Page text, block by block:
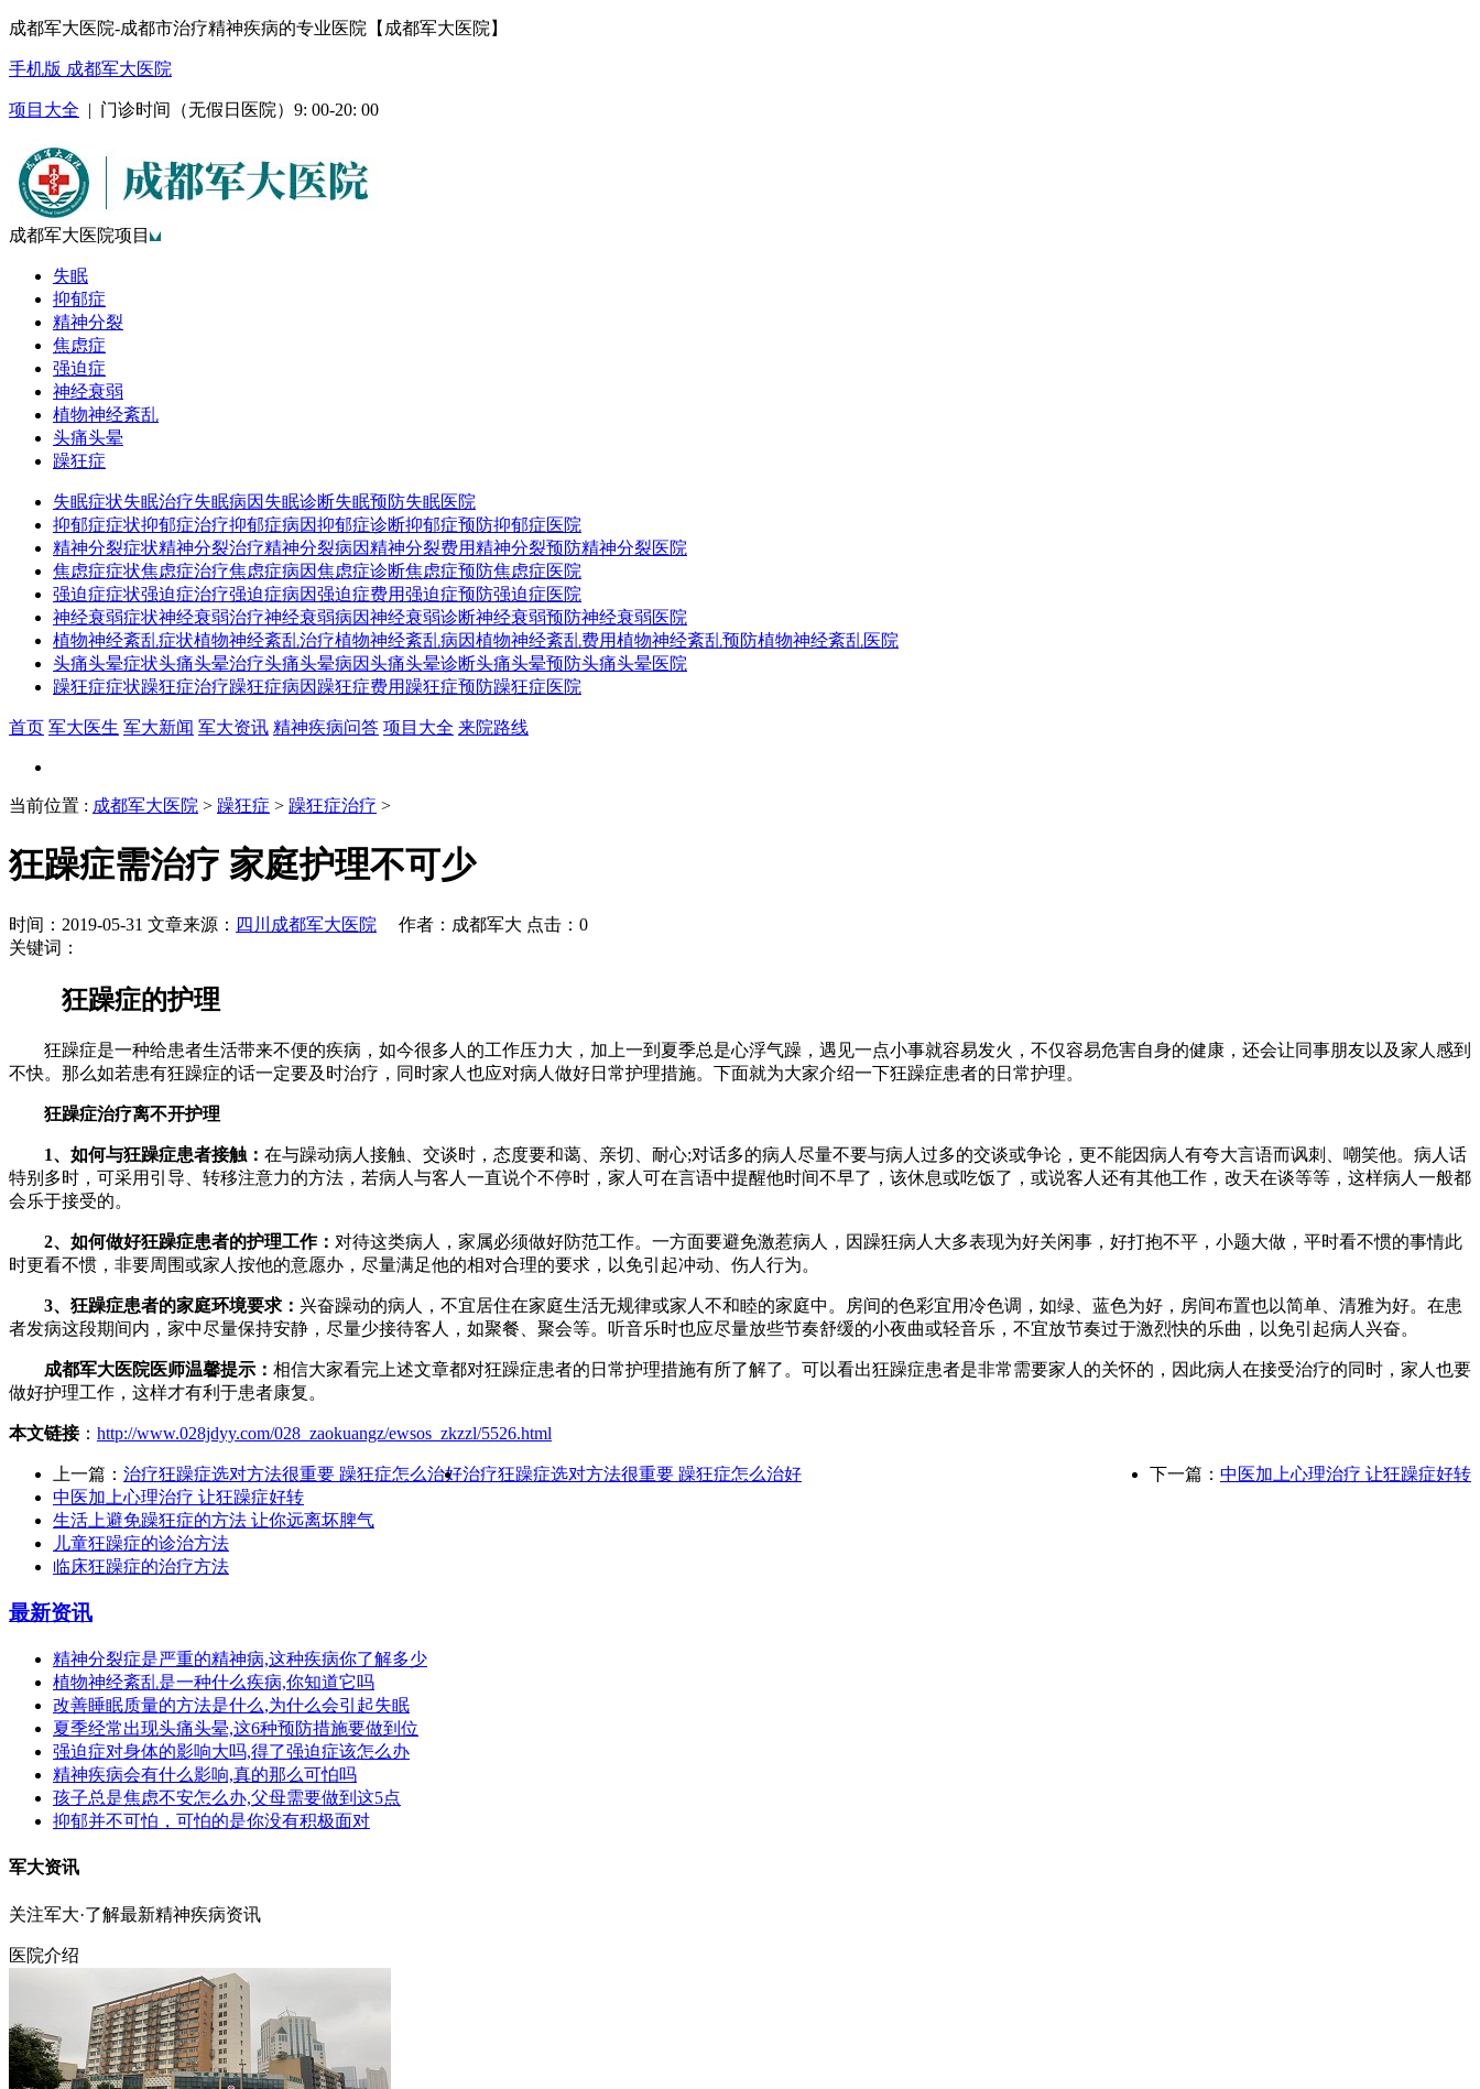
成都军大医院-成都市治疗精神疾病的专业医院【成都军大医院】
手机版 成都军大医院
项目大全 | 门诊时间（无假日医院）9: 00-20: 00
成都军大医院项目
失眠
抑郁症
精神分裂
焦虑症
强迫症
神经衰弱
植物神经紊乱
头痛头晕
躁狂症
失眠症状失眠治疗失眠病因 失眠诊断失眠预防失眠医院
抑郁症症状抑郁症治疗抑郁症病因抑郁症诊断抑郁症预防抑郁症医院
精神分裂症状精神分裂治疗精神分裂病因精神分裂费用精神分裂预防精神分裂医院
焦虑症症状焦虑症治疗焦虑症病因焦虑症诊断焦虑症预防焦虑症医院
强迫症症状强迫症治疗强迫症病因强迫症费用强迫症预防强迫症医院
神经衰弱症状神经衰弱治疗神经衰弱病因神经衰弱诊断神经衰弱预防神经衰弱医院
植物神经紊乱症状植物神经紊乱治疗植物神经紊乱病因植物神经紊乱费用植物神经紊乱预防植物神经紊乱医院
头痛头晕症状头痛头晕治疗头痛头晕病因头痛头晕诊断头痛头晕预防头痛头晕医院
躁狂症症状躁狂症治疗躁狂症病因 躁狂症费用 躁狂症预防躁狂症医院
首页 军大医生 军大新闻 军大资讯 精神疾病问答 项目大全 来院路线
当前位置 : 成都军大医院 > 躁狂症 > 躁狂症治疗 >
狂躁症需治疗 家庭护理不可少
时间：2019-05-31 文章来源： 四川成都军大医院 作者：成都军大 点击：0
关键词：
狂躁症的护理
狂躁症是一种给患者生活带来不便的疾病，如今很多人的工作压力大，加上一到夏季总是心浮气躁，遇见一点小事就容易发火，不仅容易危害自身的健康，还会让同事朋友以及家人感到
不快。那么如若患有狂躁症的话一定要及时治疗，同时家人也应对病人做好日常护理措施。下面就为大家介绍一下狂躁症患者的日常护理。
狂躁症治疗离不开护理
1、如何与狂躁症患者接触： 在与躁动病人接触、交谈时，态度要和蔼、亲切、耐心;对话多的病人尽量不要与病人过多的交谈或争论，更不能因病人有夸大言语而讽刺、嘲笑他。病人话
特别多时，可采用引导、转移注意力的方法，若病人与客人一直说个不停时，家人可在言语中提醒他时间不早了，该休息或吃饭了，或说客人还有其他工作，改天在谈等等，这样病人一般都
会乐于接受的。
2、如何做好狂躁症患者的护理工作： 对待这类病人，家属必须做好防范工作。一方面要避免激惹病人，因躁狂病人大多表现为好关闲事，好打抱不平，小题大做，平时看不惯的事情此
时更看不惯，非要周围或家人按他的意愿办，尽量满足他的相对合理的要求，以免引起冲动、伤人行为。
3、狂躁症患者的家庭环境要求： 兴奋躁动的病人，不宜居住在家庭生活无规律或家人不和睦的家庭中。房间的色彩宜用冷色调，如绿、蓝色为好，房间布置也以简单、清雅为好。在患
者发病这段期间内，家中尽量保持安静，尽量少接待客人，如聚餐、聚会等。听音乐时也应尽量放些节奏舒缓的小夜曲或轻音乐，不宜放节奏过于激烈快的乐曲，以免引起病人兴奋。
成都军大医院医师温馨提示： 相信大家看完上述文章都对狂躁症患者的日常护理措施有所了解了。可以看出狂躁症患者是非常需要家人的关怀的，因此病人在接受治疗的同时，家人也要
做好护理工作，这样才有利于患者康复。
本文链接： http://www.028jdyy.com/028_zaokuangz/ewsos_zkzzl/5526.html
上一篇： 治疗狂躁症选对方法很重要 躁狂症怎么治好 下一篇： 中医加上心理治疗 让狂躁症好转
治疗狂躁症选对方法很重要 躁狂症怎么治好
中医加上心理治疗 让狂躁症好转
生活上避免躁狂症的方法 让你远离坏脾气
儿童狂躁症的诊治方法
临床狂躁症的治疗方法
最新资讯
精神分裂症是严重的精神病,这种疾病你了解多少
植物神经紊乱是一种什么疾病,你知道它吗
改善睡眠质量的方法是什么,为什么会引起失眠
夏季经常出现头痛头晕,这6种预防措施要做到位
强迫症对身体的影响大吗,得了强迫症该怎么办
精神疾病会有什么影响,真的那么可怕吗
孩子总是焦虑不安怎么办,父母需要做到这5点
抑郁并不可怕，可怕的是你没有积极面对
军大资讯
关注军大·了解最新精神疾病资讯
医院介绍